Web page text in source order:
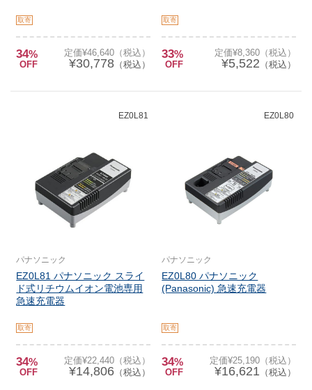
取寄
34%
OFF
定価¥46,640（税込）
¥30,778（税込）
取寄
33%
OFF
定価¥8,360（税込）
¥5,522 （税込）
EZ0L81
パナソニック
EZ0L81 パナソニック スライ
ド式リチウムイオン電池専用
急速充電器
取寄
34%
OFF
定価¥22,440（税込）
¥14,806（税込）
EZ0L80
パナソニック
EZ0L80 パナソニック
(Panasonic) 急速充電器
取寄
34%
OFF
定価¥25,190（税込）
¥16,621 （税込）